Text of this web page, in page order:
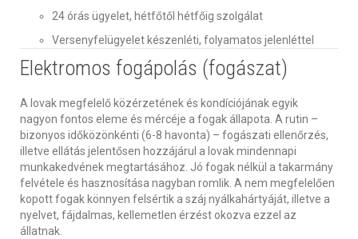
24 órás ügyelet, hétfőtől hétfőig szolgálat
Versenyfelügyelet készenléti, folyamatos jelenléttel
Elektromos fogápolás (fogászat)
A lovak megfelelő közérzetének és kondíciójának egyik
nagyon fontos eleme és mércéje a fogak állapota. A rutin –
bizonyos időközönkénti (6-8 havonta) – fogászati ellenőrzés,
illetve ellátás jelentősen hozzájárul a lovak mindennapi
munkakedvének megtartásához. Jó fogak nélkül a takarmány
felvétele és hasznosítása nagyban romlik. A nem megfelelően
kopott fogak könnyen felsértik a száj nyálkahártyáját, illetve a
nyelvet, fájdalmas, kellemetlen érzést okozva ezzel az
állatnak.